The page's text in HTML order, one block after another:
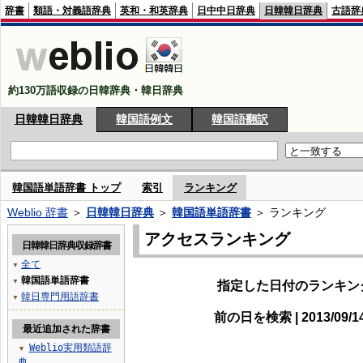
辞書 類語・対義語辞典 英和・和英辞典 日中中日辞典 日韓韓日辞典 古語辞
約130万語収録の日韓辞典・韓日辞典
日韓韓日辞典 韓国語例文 韓国語翻訳
韓国語単語辞書 トップ 索引 ランキング
Weblio 辞書 ＞ 日韓韓日辞典 ＞ 韓国語単語辞書 ＞ ランキング
アクセスランキング
指定した日付のランキ
前の日を検索 | 2013/09/
日韓韓日辞典収録辞書
▼ 全て
▼ 韓国語単語辞書
▼ 韓日専門用語辞書
最近追加された辞書
▼
Weblio実用類語辞